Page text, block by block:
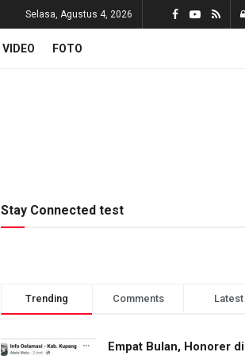
Selasa, Agustus 4, 2026
VIDEO FOTO
Stay Connected test
Trending Comments Latest
Empat Bulan, Honorer di